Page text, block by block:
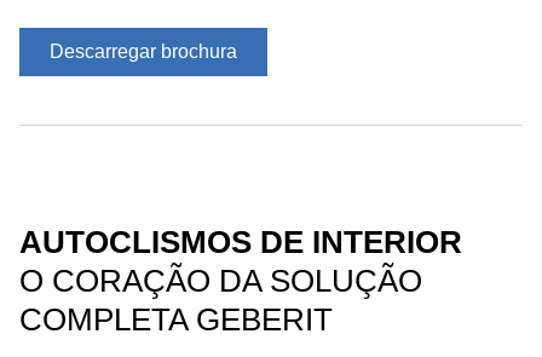
Descarregar brochura
AUTOCLISMOS DE INTERIOR
O CORAÇÃO DA SOLUÇÃO
COMPLETA GEBERIT